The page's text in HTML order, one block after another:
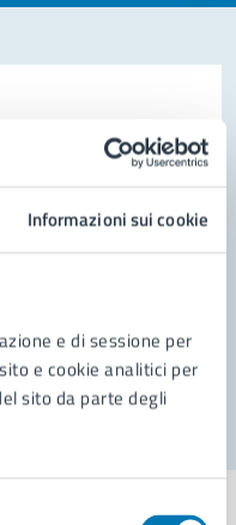
Informazioni sui cookie
e di sessione per
e cookie analitici per
sito da parte degli